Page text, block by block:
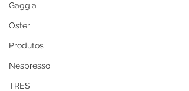
Gaggia
Oster
Produtos
Nespresso
TRES